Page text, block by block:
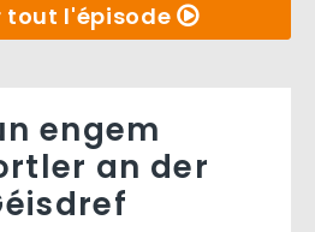
tout l'épisode
engem
an der